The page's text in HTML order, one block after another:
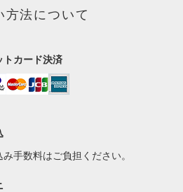
方法について
トカード決済
み手数料はご負担ください。